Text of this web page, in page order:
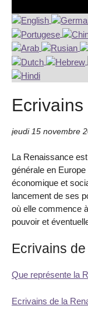
jeudi 15 novembre
La Renaissance
générale en
économique et
lancement de ses
où elle commence
pouvoir et
Ecrivains
Que représente la
Ecrivains de la